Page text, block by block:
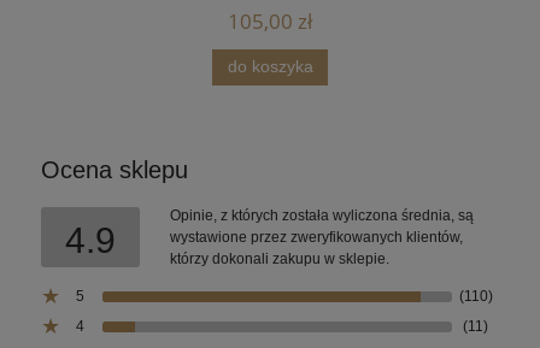
105,00 zł
do koszyka
Ocena sklepu
4.9
Opinie, z których została wyliczona średnia, są
wystawione przez zweryfikowanych klientów,
którzy dokonali zakupu w sklepie.
5
(110)
4
(11)